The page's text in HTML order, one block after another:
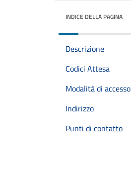
INDICE DELLA PAGINA
Descrizione
Codici Attesa
Modalità di accesso
Indirizzo
Punti di contatto